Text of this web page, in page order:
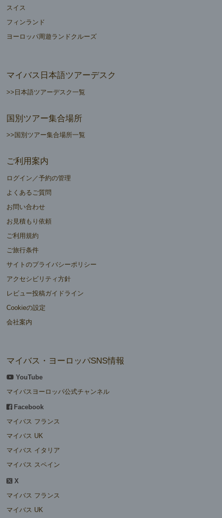
スイス
フィンランド
ヨーロッパ周遊ランドクルーズ
マイバス日本語ツアーデスク
>>日本語ツアーデスク一覧
国別ツアー集合場所
>>国別ツアー集合場所一覧
ご利用案内
ログイン／予約の管理
よくあるご質問
お問い合わせ
お見積もり依頼
ご利用規約
ご旅行条件
サイトのプライバシーポリシー
アクセシビリティ方針
レビュー投稿ガイドライン
Cookieの設定
会社案内
マイバス・ヨーロッパSNS情報
YouTube
マイバスヨーロッパ公式チャンネル
Facebook
マイバス フランス
マイバス UK
マイバス イタリア
マイバス スペイン
X
マイバス フランス
マイバス UK